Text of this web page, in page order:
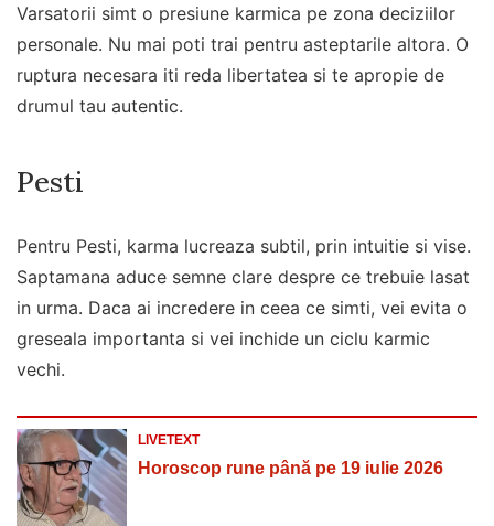
Varsatorii simt o presiune karmica pe zona deciziilor
personale. Nu mai poti trai pentru asteptarile altora. O
ruptura necesara iti reda libertatea si te apropie de
drumul tau autentic.
Pesti
Pentru Pesti, karma lucreaza subtil, prin intuitie si vise.
Saptamana aduce semne clare despre ce trebuie lasat
in urma. Daca ai incredere in ceea ce simti, vei evita o
greseala importanta si vei inchide un ciclu karmic
vechi.
LIVETEXT
Horoscop rune până pe 19 iulie 2026